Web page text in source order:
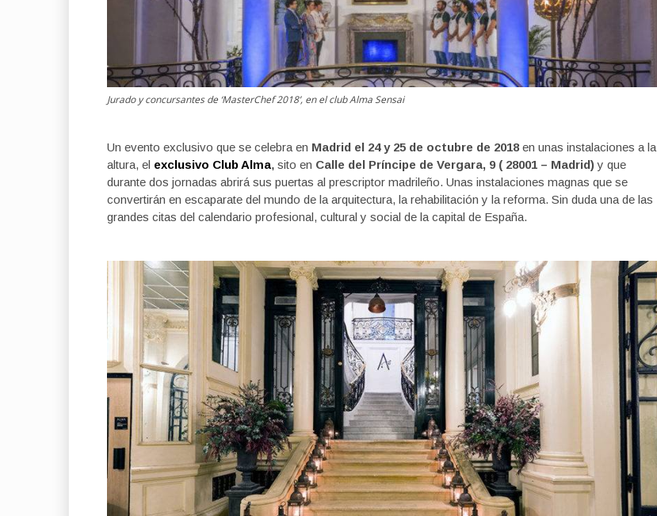
Jurado y concursantes de ‘MasterChef 2018’, en el club Alma Sensai
Un evento exclusivo que se celebra en Madrid el 24 y 25 de octubre de 2018 en unas instalaciones a la
altura, el exclusivo Club Alma, sito en Calle del Príncipe de Vergara, 9 ( 28001 – Madrid)y que
durante dos jornadas abrirá sus puertas al prescriptor madrileño. Unas instalaciones magnas que se
convertirán en escaparate del mundo de la arquitectura, la rehabilitación y la reforma. Sin duda una de las
grandes citas del calendario profesional, cultural y social de la capital de España.